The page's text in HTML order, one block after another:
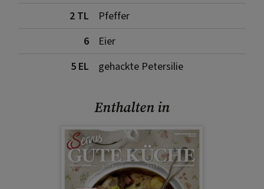
2 TL
Pfeffer
6
Eier
5 EL
gehackte Petersilie
Enthalten in